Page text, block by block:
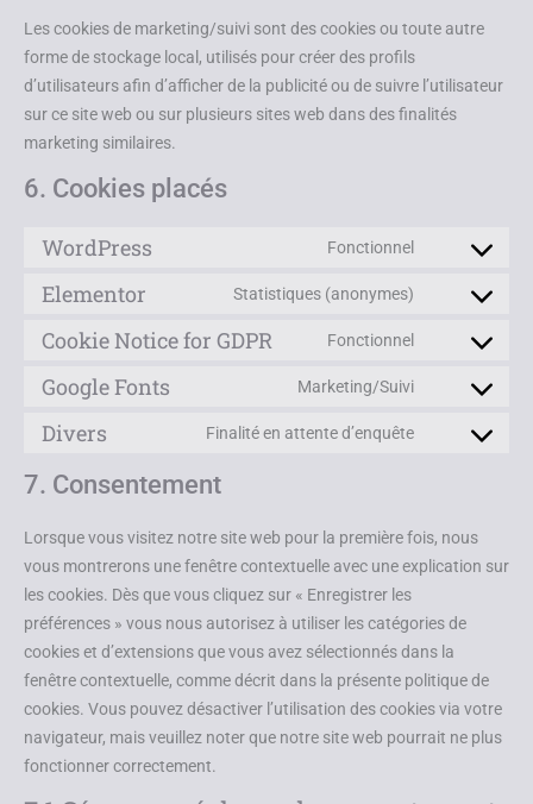
Les cookies de marketing/suivi sont des cookies ou toute autre
forme de stockage local, utilisés pour créer des profils
d’utilisateurs afin d’afficher de la publicité ou de suivre l’utilisateur
sur ce site web ou sur plusieurs sites web dans des finalités
marketing similaires.
6. Cookies placés
WordPress Fonctionnel
Elementor Statistiques (anonymes)
Cookie Notice for GDPR Fonctionnel
Google Fonts Marketing/Suivi
Divers Finalité en attente d’enquête
7. Consentement
Lorsque vous visitez notre site web pour la première fois, nous
vous montrerons une fenêtre contextuelle avec une explication sur
les cookies. Dès que vous cliquez sur « Enregistrer les
préférences » vous nous autorisez à utiliser les catégories de
cookies et d’extensions que vous avez sélectionnés dans la
fenêtre contextuelle, comme décrit dans la présente politique de
cookies. Vous pouvez désactiver l’utilisation des cookies via votre
navigateur, mais veuillez noter que notre site web pourrait ne plus
fonctionner correctement.